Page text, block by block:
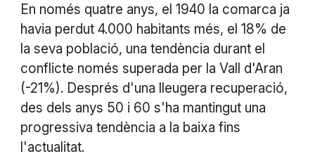
En només quatre anys, el 1940 la comarca ja
havia perdut 4.000 habitants més, el 18% de
la seva població, una tendència durant el
conflicte només superada per la Vall d'Aran
(-21%). Després d'una lleugera recuperació,
des dels anys 50 i 60 s'ha mantingut una
progressiva tendència a la baixa fins
l'actualitat.